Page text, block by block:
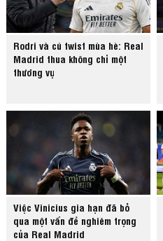
Rodri và cú twist mùa hè: Real
Madrid thua không chỉ một
thương vụ
Việc Vinicius gia hạn đã bỏ
qua một vấn đề nghiêm trọng
của Real Madrid